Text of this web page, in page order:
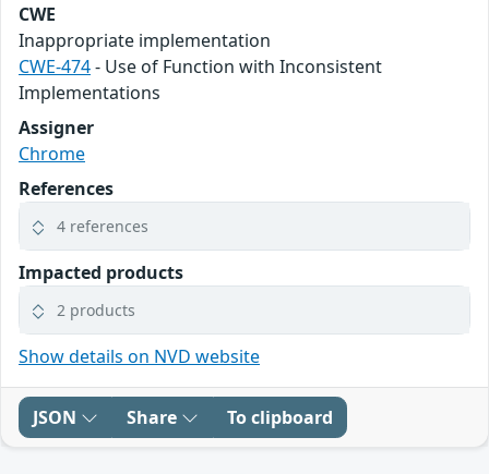
CWE
Inappropriate implementation
CWE-474- Use of Function with Inconsistent
Implementations
Assigner
Chrome
References
4 references
Impacted products
2 products
Show details on NVD website
JSON Share To clipboard